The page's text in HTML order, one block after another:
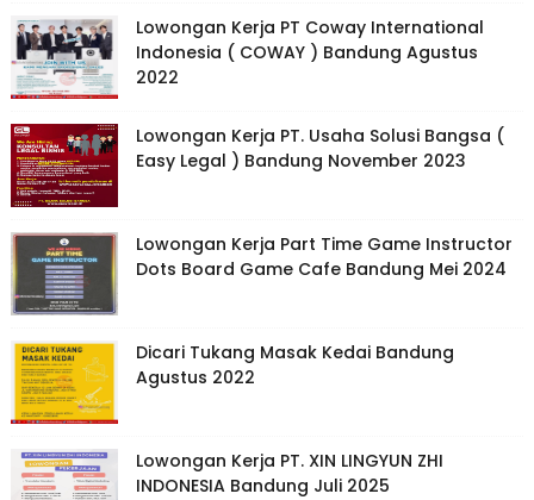
Lowongan Kerja PT Coway International
Indonesia ( COWAY ) Bandung Agustus
2022
Lowongan Kerja PT. Usaha Solusi Bangsa (
Easy Legal ) Bandung November 2023
Lowongan Kerja Part Time Game Instructor
Dots Board Game Cafe Bandung Mei 2024
Dicari Tukang Masak Kedai Bandung
Agustus 2022
Lowongan Kerja PT. XIN LINGYUN ZHI
INDONESIA Bandung Juli 2025